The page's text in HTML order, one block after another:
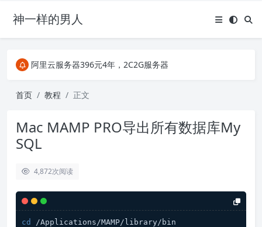
神一样的男人
阿里云服务器396元4年，2C2G服务器
关注Telegram频道有新消息第一时间推送
阿里云服务器396元4年，2C2G服务器
首页 教程 正文
Mac MAMP PRO导出所有数据库My
SQL
4,872次阅读
cd